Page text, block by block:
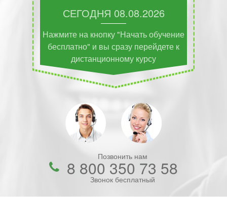
СЕГОДНЯ 08.08.2026
Нажмите на кнопку "Начать обучение
бесплатно" и вы сразу перейдете к
дистанционному курсу
Позвонить нам
8 800 350 73 58
Звонок бесплатный